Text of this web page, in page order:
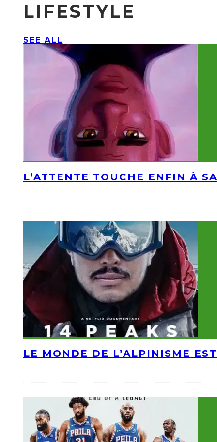
LIFESTYLE
SEE ALL
L’ATTENTE TOUCHE ENFIN À
LE MONDE DE L’ALPINISME